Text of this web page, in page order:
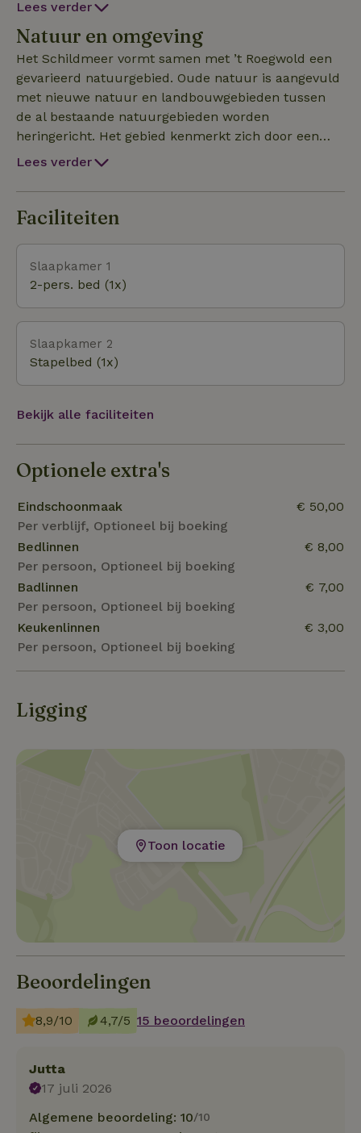
op aanvraag.
Lees verder
Natuur en omgeving
Het Schildmeer vormt samen met ’t Roegwold een
gevarieerd natuurgebied. Oude natuur is aangevuld
met nieuwe natuur en landbouwgebieden tussen
de al bestaande natuurgebieden worden
heringericht. Het gebied kenmerkt zich door een
afwisseling van open water, graslanden, moerassen,
deel van het gebied wordt begraasd door Hereford-
koeien, Groninger blaarkoppen en schapen. Dankzij
kun je de natuur goed zien en ervaren en er
helemaal in opgaan. Bijvoorbeeld door over het
Knuppelpad te wandelen; een houten vlonderpad
van 750 meter, dwars door het moeras van ’t
Roegwold. Het uitzicht is ieder seizoen anders,
waardoor je hier de mooiste foto’s kunt maken.
Lees verder
Faciliteiten
Slaapkamer 1
2-pers. bed (1x)
Slaapkamer 2
Stapelbed (1x)
Bekijk alle faciliteiten
Optionele extra's
Eindschoonmaak
Per verblijf, Optioneel bij boeking
€ 50,00
Bedlinnen
Per persoon, Optioneel bij boeking
€ 8,00
Badlinnen
Per persoon, Optioneel bij boeking
€ 7,00
Keukenlinnen
Per persoon, Optioneel bij boeking
€ 3,00
Ligging
Toon locatie
Beoordelingen
8,9/10 4,7/5 15 beoordelingen
Jutta
17 juli 2026
Algemene beoordeling: 10/10